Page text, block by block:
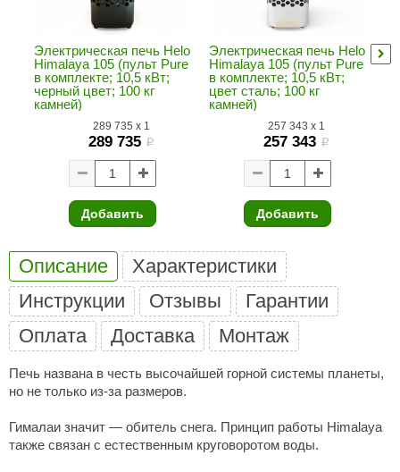
Woods
Light
Электрическая печь Helo
Himalaya 105 (пульт Pure
в комплекте; 10,5 кВт;
черный цвет; 100 кг
камней)
289 735 x 1
289 735 i
Добавить
Электрическая печь Helo
Himalaya 105 (пульт Pure
в комплекте; 10,5 кВт;
цвет сталь; 100 кг
камней)
257 343 x 1
257 343 i
Добавить
Описание
Характеристики
Инструкции
Отзывы
Гарантии
Оплата
Доставка Монтаж
Печь названа в честь высочайшей горной системы планеты,
но не только из-за размеров.
Гималаи значит — обитель снега. Принцип работы Himalaya
также связан с естественным круговоротом воды.